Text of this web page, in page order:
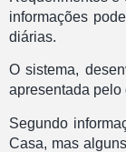
informações
diárias.
O sistema,
apresentada pelo
Segundo
Casa, mas